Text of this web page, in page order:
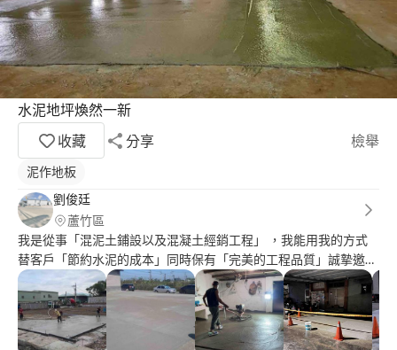
水泥地坪煥然一新
收藏
分享 檢舉
泥作地板
劉俊廷
蘆竹區
我是從事「混泥土鋪設以及混凝土經銷工程」 ，我能用我的方式
替客戶「節約水泥的成本」同時保有「完美的工程品質」誠摯邀請
您為我填寫簡單推薦，您的回覆會幫助我建立口碑，並對我有很大
的幫助，非常感謝您的支持，謝謝。